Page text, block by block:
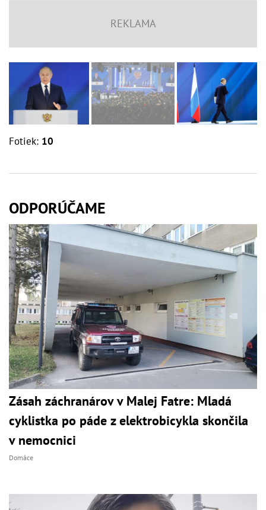
Fotiek: 10
ODPORÚČAME
Zásah záchranárov v Malej Fatre: Mladá
cyklistka po páde z elektrobicykla skončila
v nemocnici
Domáce